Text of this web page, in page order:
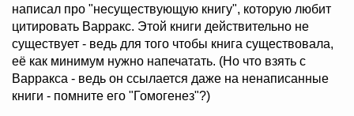
написал про "несуществующую книгу", которую любит
цитировать Варракс. Этой книги действительно не
существует - ведь для того чтобы книга существовала,
её как минимум нужно напечатать. (Но что взять с
Варракса - ведь он ссылается даже на ненаписанные
книги - помните его "Гомогенез"?)